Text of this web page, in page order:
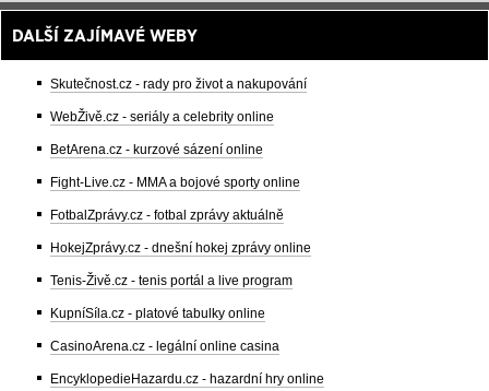
DALŠÍ ZAJÍMAVÉ WEBY
Skutečnost.cz - rady pro život a nakupování
WebŽivě.cz - seriály a celebrity online
BetArena.cz - kurzové sázení online
Fight-Live.cz - MMA a bojové sporty online
FotbalZprávy.cz - fotbal zprávy aktuálně
HokejZprávy.cz - dnešní hokej zprávy online
Tenis-Živě.cz - tenis portál a live program
KupníSíla.cz - platové tabulky online
CasinoArena.cz - legální online casina
EncyklopedieHazardu.cz - hazardní hry online